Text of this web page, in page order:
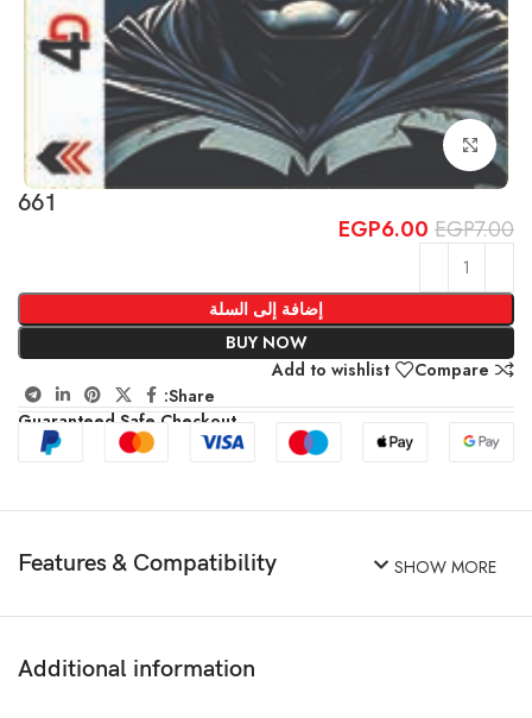
Click to enlarge
661
EGP7.00
EGP6.00
إضافة إلى السلة
BUY NOW
Compare
Add to wishlist
Share:
Guaranteed Safe Checkout
Features & Compatibility SHOW MORE
Additional information